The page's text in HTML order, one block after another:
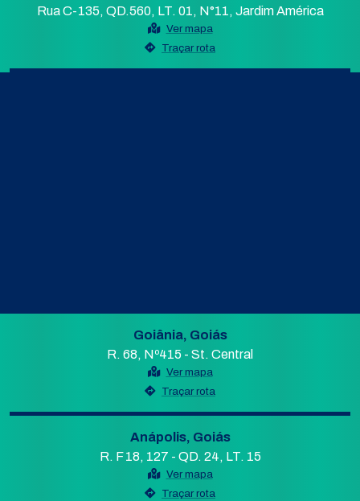
Rua C-135, QD.560, LT. 01, N°11, Jardim América
Ver mapa
Traçar rota
Goiânia, Goiás
R. 68, Nº415 - St. Central
Ver mapa
Traçar rota
Anápolis, Goiás
R. F 18, 127 - QD. 24, LT. 15
Ver mapa
Traçar rota